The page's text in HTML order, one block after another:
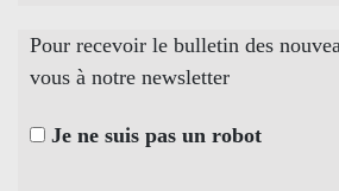
Pour recevoir le bulletin des
vous à notre newsletter
Je ne suis pas un robot